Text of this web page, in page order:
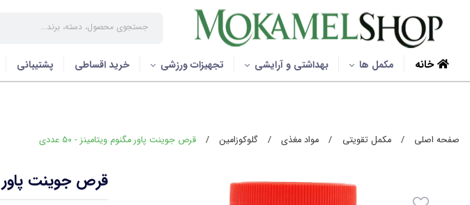
خانه مکمل ها بهداشتی و آرایشی تجهیزات ورزشی خرید اقساطی پشتیبانی
صفحه اصلی / مکمل تقویتی / مواد مغذی / گلوکوزامین / قرص جوینت پاور مگنوم ویتامینز - 50 عددی
قرص جوینت پاور